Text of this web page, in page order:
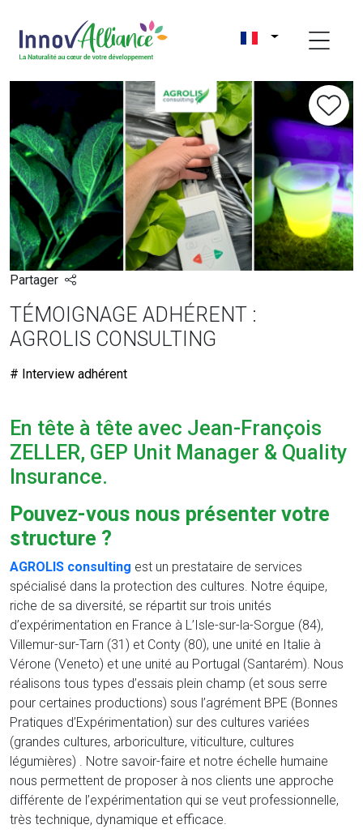
Partager
TÉMOIGNAGE ADHÉRENT :
AGROLIS CONSULTING
# Interview adhérent
En tête à tête avec Jean-François
ZELLER, GEP Unit Manager & Quality
Insurance.
Pouvez-vous nous présenter votre
structure ?
AGROLIS consulting est un prestataire de services
spécialisé dans la protection des cultures. Notre équipe,
riche de sa diversité, se répartit sur trois unités
d’expérimentation en France à L’Isle-sur-la-Sorgue (84),
Villemur-sur-Tarn (31) et Conty (80), une unité en Italie à
Vérone (Veneto) et une unité au Portugal (Santarém). Nous
réalisons tous types d’essais plein champ (et sous serre
pour certaines productions) sous l’agrément BPE (Bonnes
Pratiques d’Expérimentation) sur des cultures variées
(grandes cultures, arboriculture, viticulture, cultures
légumières) . Notre savoir-faire et notre échelle humaine
nous permettent de proposer à nos clients une approche
différente de l’expérimentation qui se veut professionnelle,
très technique, dynamique et efficace.